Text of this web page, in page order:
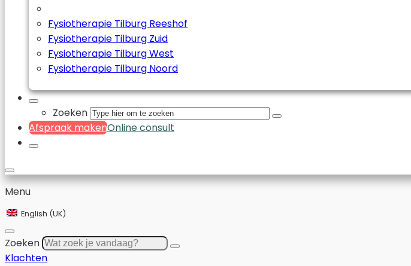
Fysiotherapie Tilburg Reeshof
Fysiotherapie Tilburg Zuid
Fysiotherapie Tilburg West
Fysiotherapie Tilburg Noord
Zoeken
Afspraak makenOnline consult
Menu
English (UK)
Zoeken
Klachten